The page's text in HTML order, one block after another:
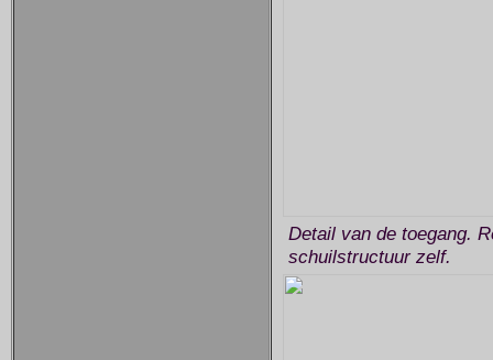
Detail van de toegang.
schuilstructuur zelf.